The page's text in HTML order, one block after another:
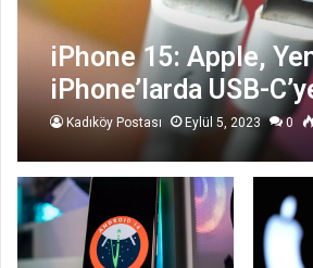
iPhone 15: Apple,
iPhone’larda USB-
Kadıköy Postası Eylül 5, 2023 0